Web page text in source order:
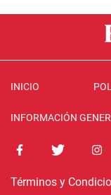
INICIO
INFORMACIÓN
Términos y